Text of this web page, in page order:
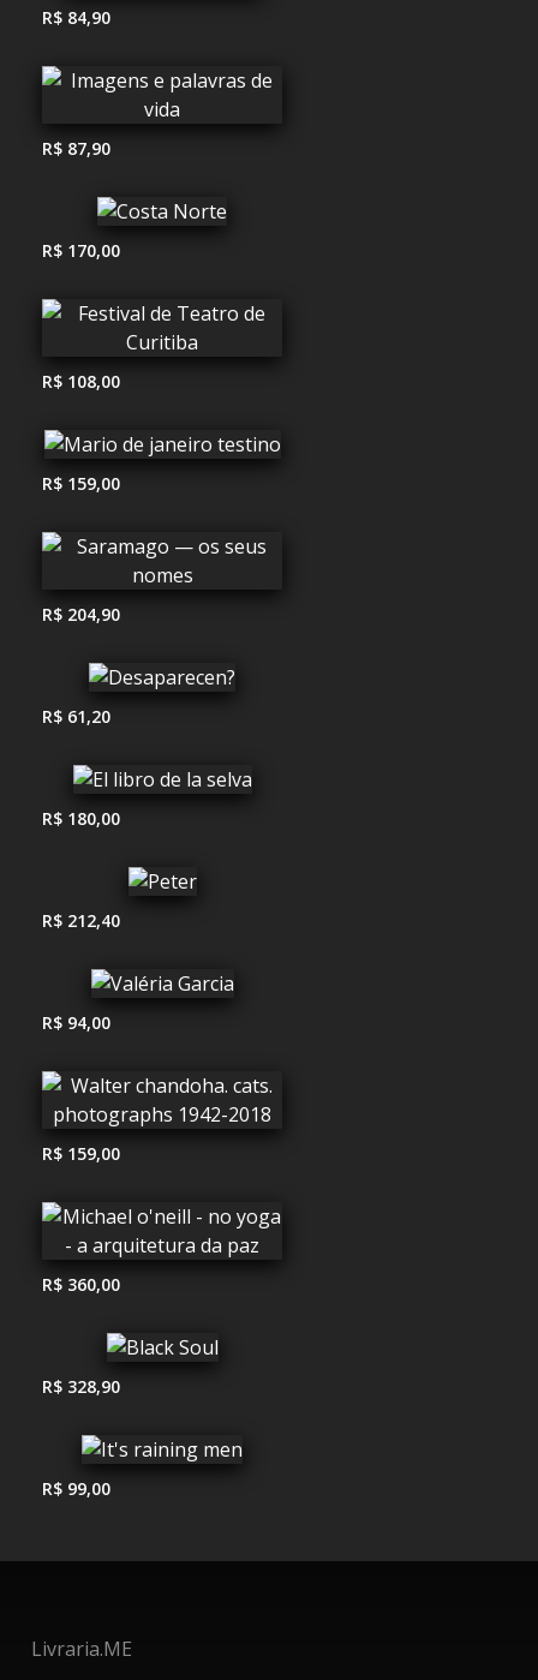
R$ 84,90
R$ 87,90
R$ 170,00
R$ 108,00
R$ 159,00
R$ 204,90
R$ 61,20
R$ 180,00
R$ 212,40
R$ 94,00
R$ 159,00
R$ 360,00
R$ 328,90
R$ 99,00
Livraria.ME